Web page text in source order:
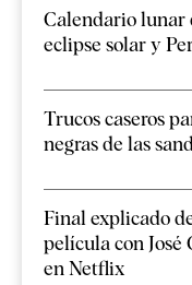
Calendario lunar
eclipse solar y
Trucos caseros
negras de las
Final explicado
película con José
en Netflix